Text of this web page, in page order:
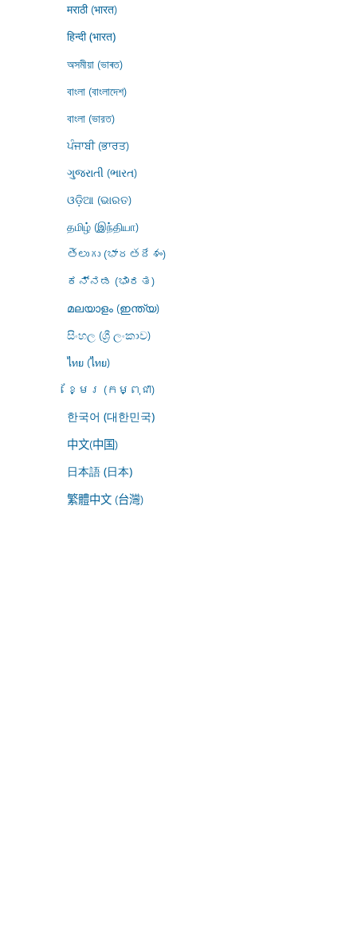
मराठी (भारत)
हिन्दी (भारत)
অসমীয়া (ভাৰত)
বাংলা (বাংলাদেশ)
বাংলা (ভারত)
ਪੰਜਾਬੀ (ਭਾਰਤ)
ગુજરાતી (ભારત)
ଓଡ଼ିଆ (ଭାରତ)
தமிழ் (இந்தியா)
తెలుగు (భారతదేశం)
ಕನ್ನಡ (ಭಾರತ)
മലയാളം (ഇന്ത്യ)
සිංහල (ශ්‍රී ලංකාව)
ไทย (ไทย)
ខ្មែរ (កម្ពុជា)
한국어 (대한민국)
中文(中国)
日本語 (日本)
繁體中文 (台灣)